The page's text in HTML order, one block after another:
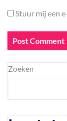
Stuur mij een
Zoeken